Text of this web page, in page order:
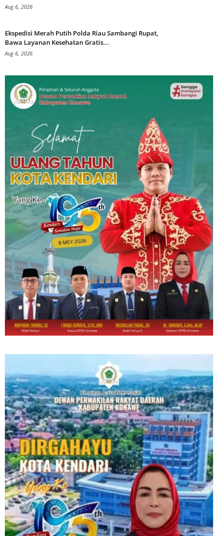
Aug 6, 2026
Ekspedisi Merah Putih Polda Riau Sambangi Rupat,
Bawa Layanan Kesehatan Gratis...
Aug 6, 2026